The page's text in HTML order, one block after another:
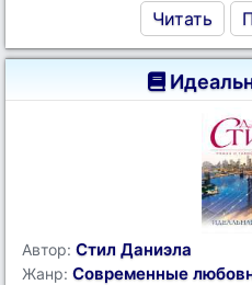
Читать
Автор: Стил Даниэла
Жанр: Современные